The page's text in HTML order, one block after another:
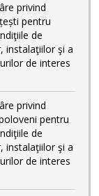
privind
pentru
de
instalaţiilor şi a
de interes
privind
pentru
de
instalaţiilor şi a
de interes